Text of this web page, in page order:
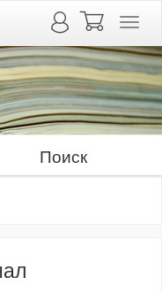
Поиск